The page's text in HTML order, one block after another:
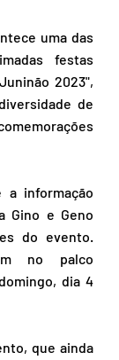
uma das
festas
2023",
de
a informação
Gino e Geno
do evento.
no palco
dia 4
que ainda